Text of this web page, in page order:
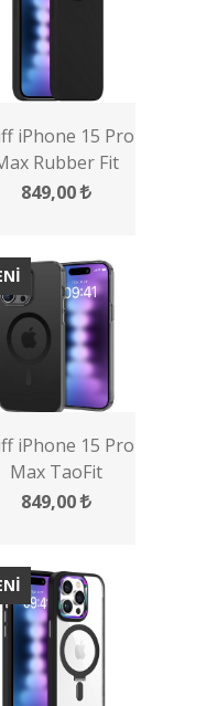
iPhone 15 Pro
Rubber Fit
Kılıf
849,00
iPhone 15 Pro
Max TaoFit
Magsafe Kılıf
849,00